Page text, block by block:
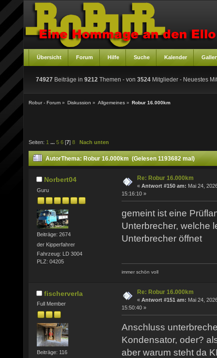
Übersicht Forum Hilfe Suche Kalender
74927 Beiträge in 9212 Themen - von 3524 Mitglieder - Neuestes
Robur - Forum » Diskussion » Allgemeines » Robur 16.000km
Seiten: 1 ... 5 6 [7] 8 Nach unten
AutorThema: Robur 16.000km (Gelesen 1193682 mal)
Norbert04
Guru
Beiträge: 2674
der Kipperfahrer
Fahrzeug: LD 3004
PLZ: 04205
Re: Robur 16.000km
« Antwort #150 am: Mai 24,
15:16:10 »
gemeint ist eine
Unterbrecher, welche
Unterbrecher öffnet
immer schön voll
fischerverla
Full Member
Beiträge: 116
Re: Robur 16.000km
« Antwort #151 am: Mai 24,
15:50:40 »
Anschluss
Kondensator, oder?
aber warum steht da